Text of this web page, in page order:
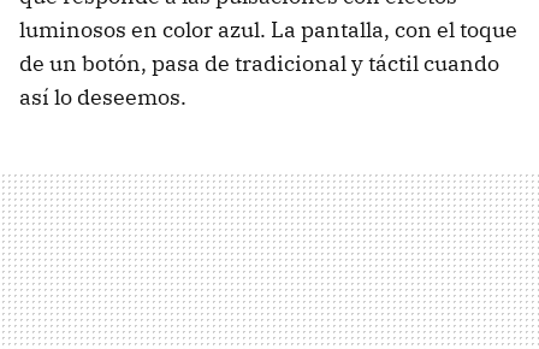
luminosos en color azul. La pantalla, con el toque
de un botón, pasa de tradicional y táctil cuando
así lo deseemos.